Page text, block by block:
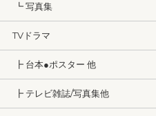
┗ 写真集
TVドラマ
┣ 台本●ポスター 他
┣ テレビ雑誌/写真集他